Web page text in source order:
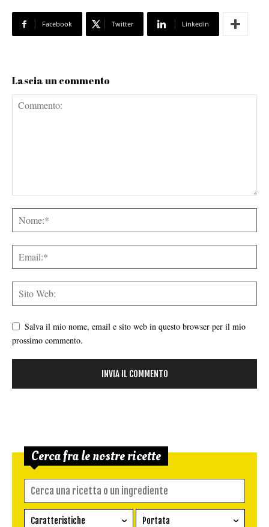
Facebook Twitter Linkedin
Lascia un commento
Salva il mio nome, email e sito web in questo browser per il mio
prossimo commento.
Cerca fra le nostre ricette
Caratteristiche Portata